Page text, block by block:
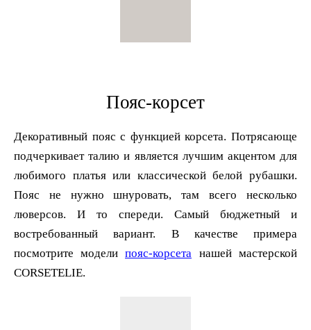
Пояс-корсет
Декоративный пояс с функцией корсета. Потрясающе
подчеркивает талию и является лучшим акцентом для
любимого платья или классической белой рубашки.
Пояс не нужно шнуровать, там всего несколько
люверсов. И то спереди. Самый бюджетный и
востребованный вариант. В качестве примера
посмотрите модели пояс-корсета нашей мастерской
CORSETELIE.